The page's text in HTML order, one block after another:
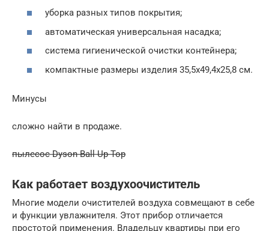
уборка разных типов покрытия;
автоматическая универсальная насадка;
система гигиенической очистки контейнера;
компактные размеры изделия 35,5х49,4х25,8 см.
Минусы
сложно найти в продаже.
пылесос Dyson Ball Up Top
Как работает воздухоочиститель
Многие модели очистителей воздуха совмещают в себе
и функции увлажнителя. Этот прибор отличается
простотой применения. Владельцу квартиры при его